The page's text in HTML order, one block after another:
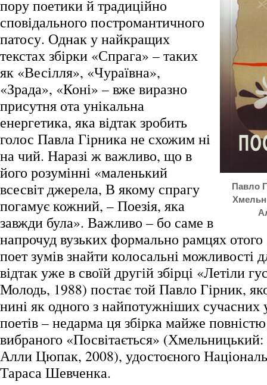
Павло
пору поетики й традиційно
сповідального постромантичного
патосу. Однак у найкращих
текстах збірки «Спрага» – таких
як «Весілля», «Чураївна»,
«Зрада», «Коні» – вже виразно
присутня ота унікальна
енергетика, яка відтак зробить
голос Павла Гірника не схожим ні
на чий. Наразі ж важливо, що в
його розумінні «маленький
всесвіт джерела, В якому спрагу
погамує кожний, – Поезія, яка
завжди була». Важливо – бо саме в
напрочуд вузьких формально рамцях
поет зумів знайти колосальні можливості
відтак уже в своїй другій збірці «Летіли
Молодь, 1988) постає той Павло Гірник,
нині як одного з найпотужніших сучасних
поетів – недарма ця збірка майже
вибраного «Посвітається»
Алли Цюпак, 2008), удостоєного
Тараса Шевченка.